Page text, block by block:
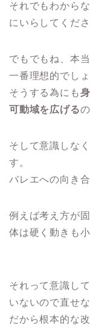
それでもわから
にいらしてくだ
でもでもね、本
一番理想的でし
そうする為にも
可動域を広げる
そして意識しな
す。
バレエへの向き
例えば考え方が
体は硬く動きも
それって意識し
いないので直せな
だから根本的な